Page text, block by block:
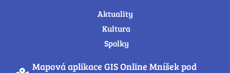
Aktuality
Kultura
Spolky
Mapová aplikace GIS Online Mníšek pod